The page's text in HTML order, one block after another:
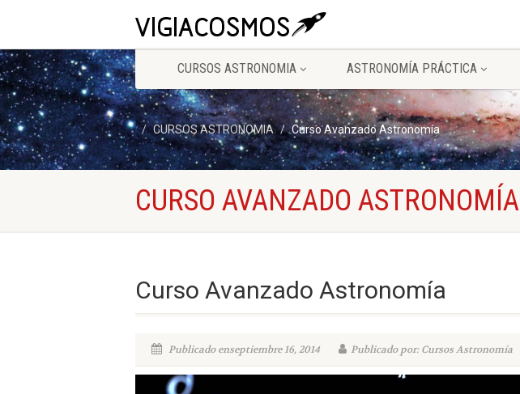
CURSOS ASTRONOMIA ASTRONOMÍA PRÁCTICA
CURSOS ASTRONOMIA Curso Avanzado Astronomía
CURSO AVANZADO ASTRONOMÍA
Curso Avanzado Astronomía
Publicado enseptiembre 16, 2014 Publicado por: Cursos Astronomía